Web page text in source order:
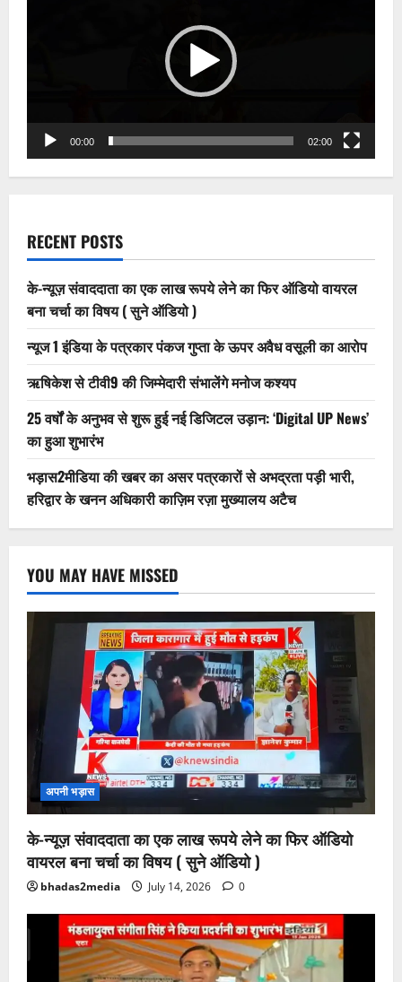
00:00 02:00
RECENT POSTS
के-न्यूज़ संवाददाता का एक लाख रूपये लेने का फिर ऑडियो वायरल
बना चर्चा का विषय ( सुने ऑडियो )
न्यूज 1 इंडिया के पत्रकार पंकज गुप्ता के ऊपर अवैध वसूली का आरोप
ऋषिकेश से टीवी9 की जिम्मेदारी संभालेंगे मनोज कश्यप
25 वर्षों के अनुभव से शुरू हुई नई डिजिटल उड़ान: ‘Digital UP News’
का हुआ शुभारंभ
भड़ास2मीडिया की खबर का असर पत्रकारों से अभद्रता पड़ी भारी,
हरिद्वार के खनन अधिकारी काज़िम रज़ा मुख्यालय अटैच
YOU MAY HAVE MISSED
अपनी भड़ास
के-न्यूज़ संवाददाता का एक लाख रूपये लेने का फिर ऑडियो
वायरल बना चर्चा का विषय ( सुने ऑडियो )
bhadas2media July 14, 2026 0